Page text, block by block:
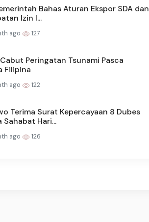
Bahas Aturan Ekspor SDA dan
Izin I...
ago 127
Peringatan Tsunami Pasca
Filipina
ago 122
Terima Surat Kepercayaan 8 Dubes
Sahabat Hari...
ago 126